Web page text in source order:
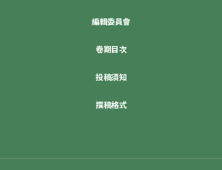
編輯委員會
卷期目次
投稿須知
撰稿格式